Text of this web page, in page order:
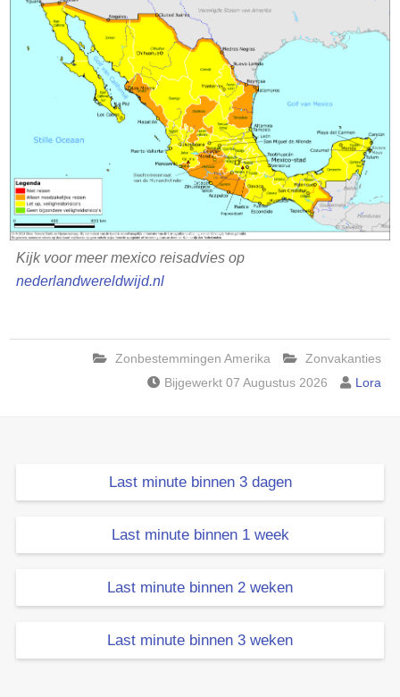
Kijk voor meer mexico reisadvies op
nederlandwereldwijd.nl
Zonbestemmingen Amerika
Zonvakanties
Bijgewerkt 07 Augustus 2026
Lora
Last minute binnen 3 dagen
Last minute binnen 1 week
Last minute binnen 2 weken
Last minute binnen 3 weken